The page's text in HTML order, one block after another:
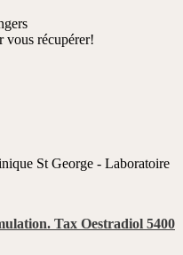
vous récupérer!
St George - Laboratoire
Tax Oestradiol 5400